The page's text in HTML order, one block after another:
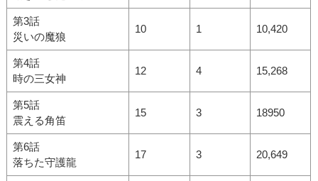
第3話
災いの魔狼
10 1 10,420
第4話
時の三女神
12 4 15,268
第5話
震える角笛
15 3 18950
第6話
落ちた守護龍
17 3 20,649